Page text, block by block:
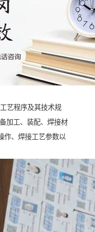
艺程序及其技术规
加工、装配、焊接材
作、焊接工艺参数以